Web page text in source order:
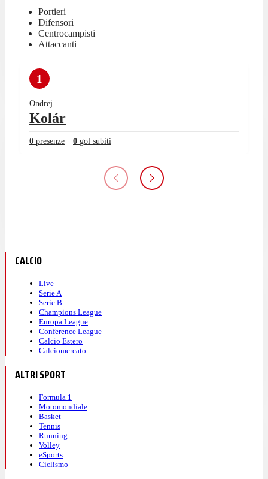
Portieri
Difensori
Centrocampisti
Attaccanti
1
Ondrej
Kolár
0 presenze 0 gol subiti
CALCIO
Live
Serie A
Serie B
Champions League
Europa League
Conference League
Calcio Estero
Calciomercato
ALTRI SPORT
Formula 1
Motomondiale
Basket
Tennis
Running
Volley
eSports
Ciclismo